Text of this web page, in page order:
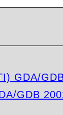
GDA/
GDB